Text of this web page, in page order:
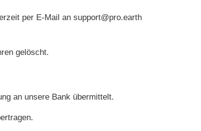
per E-Mail an support@pro.earth
gelöscht.
an unsere Bank übermittelt.